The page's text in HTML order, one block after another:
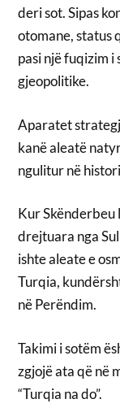
deri sot. Sipas
otomane, status
pasi një fuqizim
gjeopolitike.
Aparatet
kanë aleatë
ngulitur në
Kur
drejtuara nga
ishte aleate e
Turqia,
në Perëndim.
Takimi i sotëm
zgjojë ata që në
“Turqia na do”.